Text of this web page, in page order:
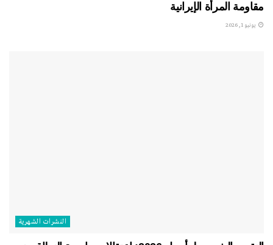
مقاومة المرأة الإيرانية
يونيو 1, 2026
النشرات الشهریة